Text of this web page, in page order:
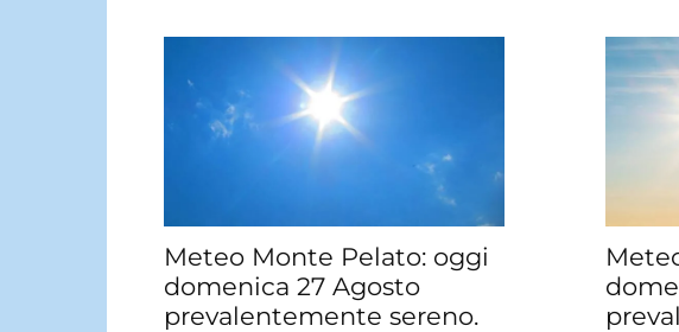
Meteo Monte Pelato: oggi
domenica 27 Agosto
prevalentemente sereno.